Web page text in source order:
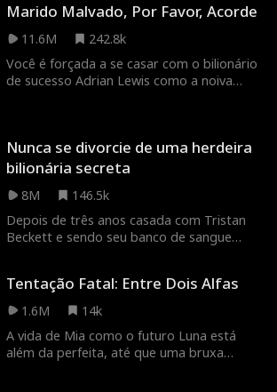
se vendeu para a família Lyons com a
promessa de gerar um herdeiro. Mas há
um problema... Wayne Lyons está em
coma!
Marido Malvado, Por Favor, Acorde
11.6M
242.8k
Você é forçada a se casar com o bilionário
de sucesso Adrian Lewis como a noiva
Lewis com a promessa de gerar um
herdeiro. Mas há um problema... Adrian
Nunca se divorcie de uma herdeira
bilionária secreta
8M
146.5k
Depois de três anos casada com Tristan
Beckett e sendo seu banco de sangue
uma garota vaidosa que só se casou com
ele por dinheiro, mal sabia ele que ela é
reconquistará o coração de Joyce? Ou ela
se apaixonará por um jovem e fofo
Tentação Fatal: Entre Dois Alfas
1.6M
14k
A vida de Mia como o futuro Luna está
além da perfeita, até que uma bruxa